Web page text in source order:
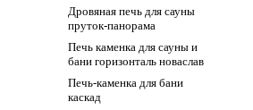
Дровяная печь для сауны
пруток-панорама
Печь каменка для сауны и
бани горизонталь новаслав
Печь-каменка для бани
каскад